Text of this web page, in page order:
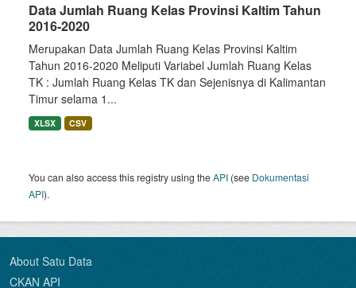
Data Jumlah Ruang Kelas Provinsi Kaltim Tahun
2016-2020
Merupakan Data Jumlah Ruang Kelas Provinsi Kaltim
Tahun 2016-2020 Meliputi Variabel Jumlah Ruang Kelas
TK : Jumlah Ruang Kelas TK dan Sejenisnya di Kalimantan
Timur selama 1...
XLSX CSV
You can also access this registry using theAPI (see Dokumentasi
API).
About Satu Data
CKAN API